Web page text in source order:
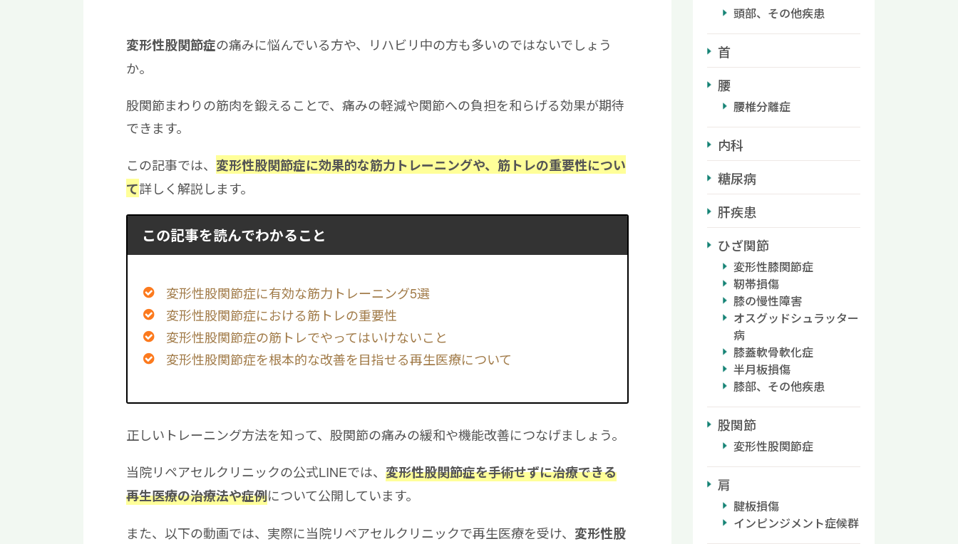
変形性股関節症の痛みに悩んでいる方や、リハビリ中の方も多いのではないでしょう
か。
股関節まわりの筋肉を鍛えることで、痛みの軽減や関節への負担を和らげる効果が期待
できます。
この記事では、 変形性股関節症に効果的な筋力トレーニングや、筋トレの重要性につい
て詳しく解説します。
この記事を読んでわかること
変形性股関節症に有効な筋力トレーニング5選
変形性股関節症における筋トレの重要性
変形性股関節症の筋トレでやってはいけないこと
変形性股関節症を根本的な改善を目指せる再生医療について
正しいトレーニング方法を知って、股関節の痛みの緩和や機能改善につなげましょう。
当院リペアセルクリニックの公式LINEでは、 変形性股関節症を手術せずに治療できる
再生医療の治療法や症例について公開しています。
また、以下の動画では、実際に当院リペアセルクリニックで再生医療を受け、 変形性股
頭部、その他疾患
首
腰
腰椎分離症
内科
糖尿病
肝疾患
ひざ関節
変形性膝関節症
靭帯損傷
膝の慢性障害
オスグッドシュラッター
病
膝蓋軟骨軟化症
半月板損傷
膝部、その他疾患
股関節
変形性股関節症
肩
腱板損傷
インピンジメント症候群